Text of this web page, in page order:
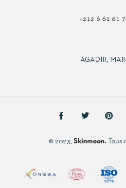
+212 6 61 61
AGADIR,
© 2023, Skinmoon. Tous